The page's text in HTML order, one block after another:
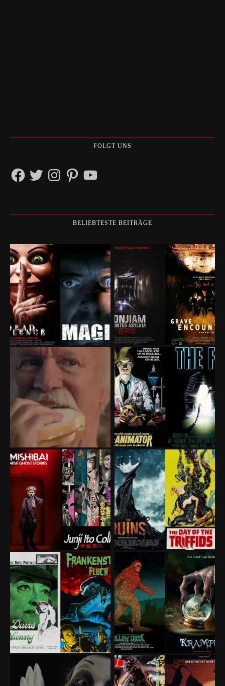
FOLGT UNS
Facebook
TwitterInstagramPinterestYouTube
BELIEBTESTE BEITRÄGE